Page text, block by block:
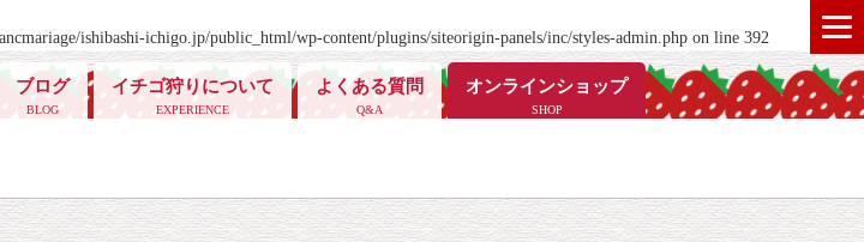
ishibashi-ichigo.jp/public_html/wp-content/plugins/siteorigin-panels/inc/styles-admin.php on line 392
ブログ
BLOG
イチゴ狩りについて
EXPERIENCE
よくある質問
Q&A
オンラインショップ
SHOP